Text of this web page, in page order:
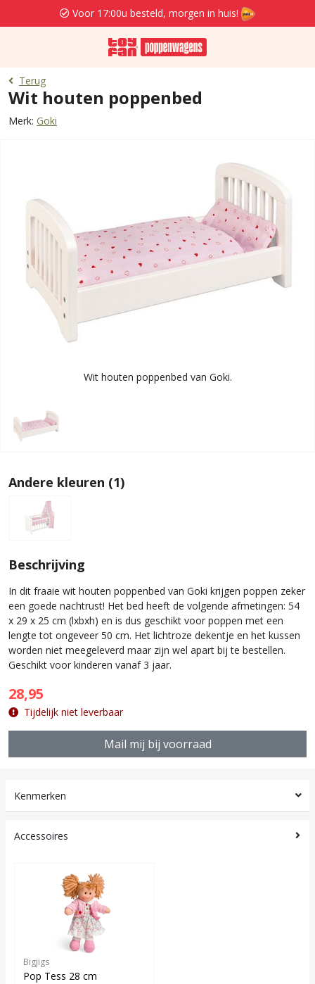
Voor 17:00u besteld, morgen in huis!
Terug
Wit houten poppenbed
Merk: Goki
Wit houten poppenbed van Goki.
Andere kleuren (1)
Beschrijving
In dit fraaie wit houten poppenbed van Goki krijgen poppen zeker
een goede nachtrust! Het bed heeft de volgende afmetingen: 54
x 29 x 25 cm (lxbxh) en is dus geschikt voor poppen met een
lengte tot ongeveer 50 cm. Het lichtroze dekentje en het kussen
worden niet meegeleverd maar zijn wel apart bij te bestellen.
Geschikt voor kinderen vanaf 3 jaar.
28,95
Tijdelijk niet leverbaar
Mail mij bij voorraad
Kenmerken
Accessoires
Bigjigs
Pop Tess 28 cm